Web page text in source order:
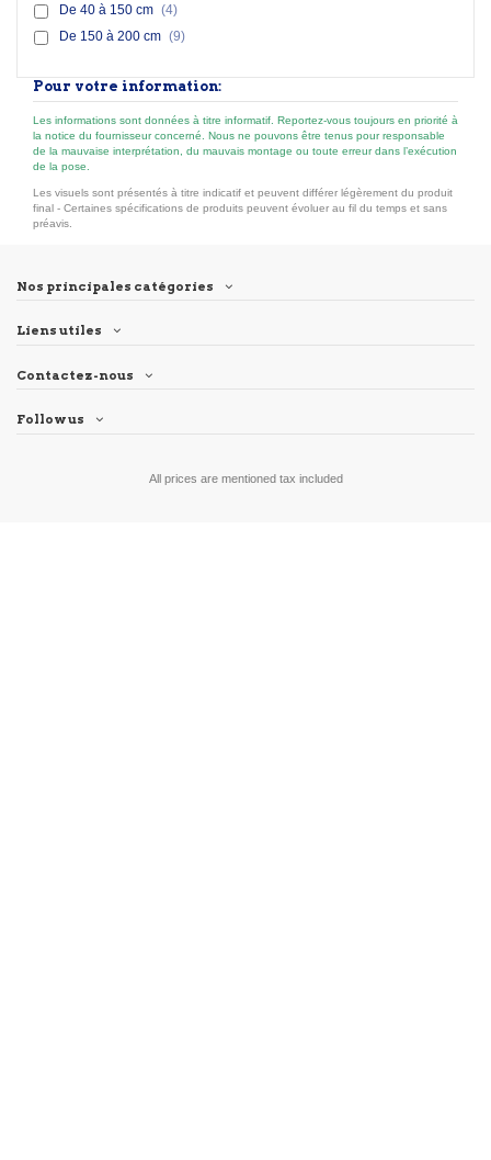
De 40 à 150 cm (4)
De 150 à 200 cm (9)
Pour votre information:
Les informations sont données à titre informatif. Reportez-vous toujours en priorité à
la notice du fournisseur concerné. Nous ne pouvons être tenus pour responsable
de la mauvaise interprétation, du mauvais montage ou toute erreur dans l’exécution
de la pose.
Les visuels sont présentés à titre indicatif et peuvent différer légèrement du produit
final - Certaines spécifications de produits peuvent évoluer au fil du temps et sans
préavis.
Nos principales catégories
Liens utiles
Contactez-nous
Follow us
All prices are mentioned tax included